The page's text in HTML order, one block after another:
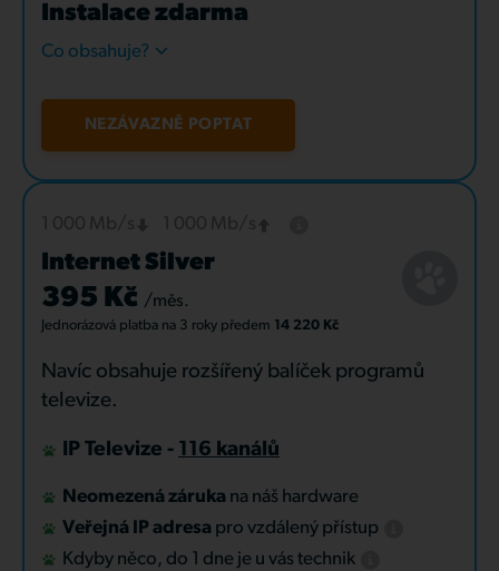
Instalace zdarma
Co obsahuje?
NEZÁVAZNĚ POPTAT
Internet Silver
395 Kč /měs.
Jednorázová platba na 3 roky předem 14 220 Kč
Navíc obsahuje rozšířený balíček programů
televize.
IP Televize - 116 kanálů
Neomezená záruka na náš hardware
Veřejná IP adresa pro vzdálený přístup
Kdyby něco, do 1 dne je u vás technik